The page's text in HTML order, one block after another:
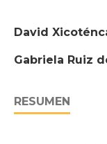
David
Gabriela Ruiz
RESUMEN